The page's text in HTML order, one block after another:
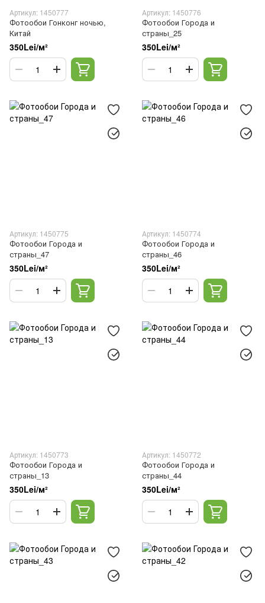
Артикул: 1450777
Фотообои Гонконг ночью,
Китай
350Lei/м²
Артикул: 1450776
Фотообои Города и
страны_25
350Lei/м²
Артикул: 1450775
Фотообои Города и
страны_47
350Lei/м²
Артикул: 1450774
Фотообои Города и
страны_46
350Lei/м²
Артикул: 1450773
Фотообои Города и
страны_13
350Lei/м²
Артикул: 1450772
Фотообои Города и
страны_44
350Lei/м²